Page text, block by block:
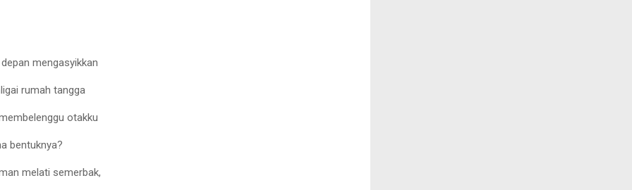
mengasyikkan
rumah tangga
otakku
bentuknya?
melati semerbak,